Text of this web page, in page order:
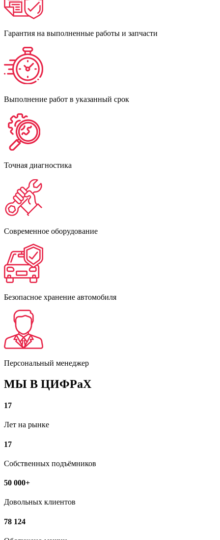
Гарантия на выполненные работы и запчасти
Выполнение работ в указанный срок
Точная диагностика
Современное оборудование
Безопасное хранение автомобиля
Персональный менеджер
МЫ В ЦИФРаХ
17
Лет на рынке
17
Собственных подъёмников
50 000+
Довольных клиентов
78 124